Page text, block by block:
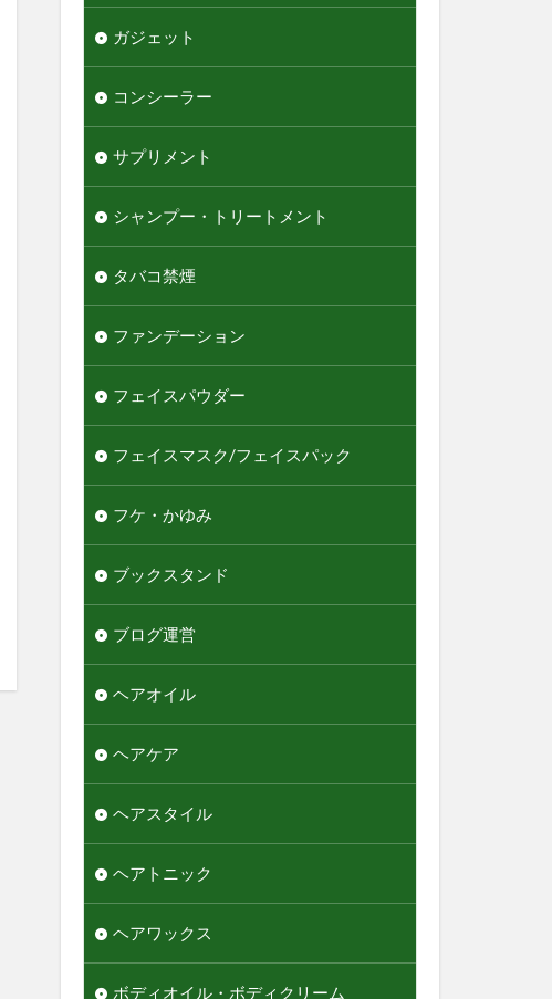
ガジェット
コンシーラー
サプリメント
シャンプー・トリートメント
タバコ禁煙
ファンデーション
フェイスパウダー
フェイスマスク/フェイスパック
フケ・かゆみ
ブックスタンド
ブログ運営
ヘアオイル
ヘアケア
ヘアスタイル
ヘアトニック
ヘアワックス
ボディオイル・ボディクリーム